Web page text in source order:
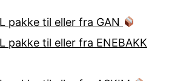
pakke til eller fra GAN
pakke til eller fra ENEBAKK